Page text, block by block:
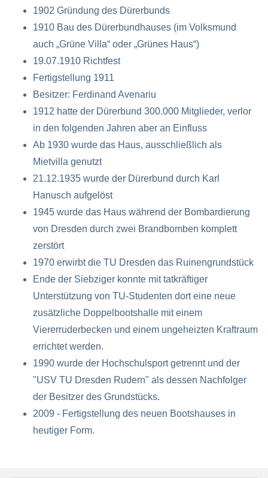
1902 Gründung des Dürerbunds
1910 Bau des Dürerbundhauses (im Volksmund
auch „Grüne Villa“ oder „Grünes Haus“)
19.07.1910 Richtfest
Fertigstellung 1911
Besitzer: Ferdinand Avenariu
1912 hatte der Dürerbund 300.000 Mitglieder, verlor
in den folgenden Jahren aber an Einfluss
Ab 1930 wurde das Haus, ausschließlich als
Mietvilla genutzt
21.12.1935 wurde der Dürerbund durch Karl
Hanusch aufgelöst
1945 wurde das Haus während der Bombardierung
von Dresden durch zwei Brandbomben komplett
zerstört
1970 erwirbt die TU Dresden das Ruinengrundstück
Ende der Siebziger konnte mit tatkräftiger
Unterstützung von TU-Studenten dort eine neue
zusätzliche Doppelbootshalle mit einem
Viererruderbecken und einem ungeheizten Kraftraum
errichtet werden.
1990 wurde der Hochschulsport getrennt und der
"USV TU Dresden Rudern" als dessen Nachfolger
der Besitzer des Grundstücks.
2009 - Fertigstellung des neuen Bootshauses in
heutiger Form.